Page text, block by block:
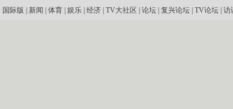
国际版 新闻 体育| 娱乐| 经济| TV大社区 论坛| 复兴论坛| TV论坛| 访